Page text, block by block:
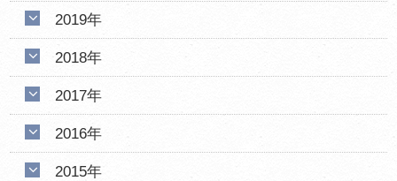
2019年
2018年
2017年
2016年
2015年